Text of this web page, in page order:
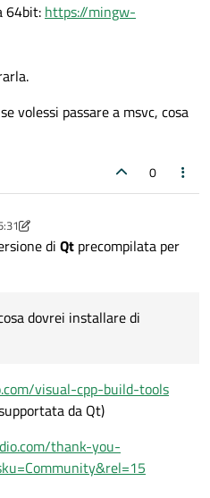
64bit: https://mingw-
volessi passare a msvc, cosa
0
di Qt precompilata per
dovrei installare di
visual-cpp-build-tools
da Qt)
thank-you-